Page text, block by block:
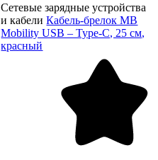
Сетевые зарядные устройства
и кабели Кабель-брелок MB
Mobility USB – Type-C, 25 см,
красный